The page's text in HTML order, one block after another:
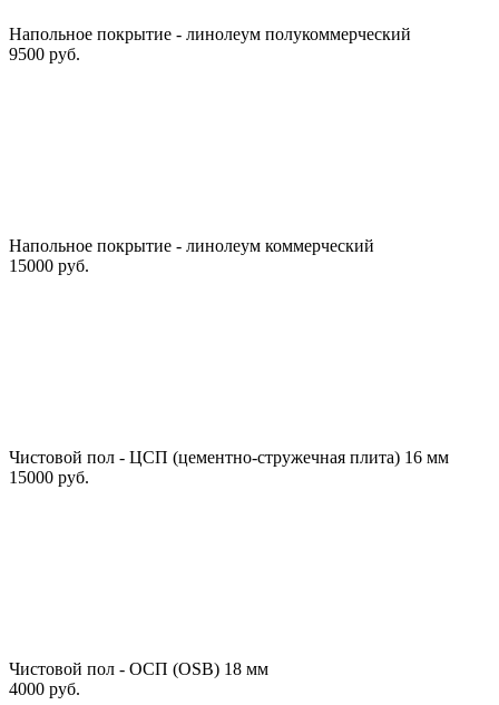
Напольное покрытие - линолеум полукоммерческий
9500 руб.
Напольное покрытие - линолеум коммерческий
15000 руб.
Чистовой пол - ЦСП (цементно-стружечная плита) 16 мм
15000 руб.
Чистовой пол - ОСП (OSB) 18 мм
4000 руб.